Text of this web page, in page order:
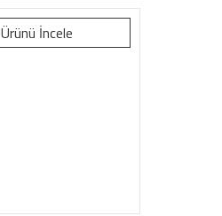
Ürünü İncele